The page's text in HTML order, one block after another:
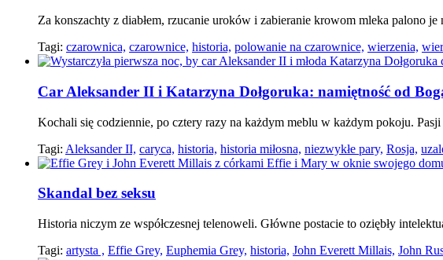
Za konszachty z diabłem, rzucanie uroków i zabieranie krowom mleka palono
Tagi: czarownica, czarownice, historia, polowanie na czarownice, wierzenia,
Car Aleksander II i Katarzyna Dołgoruka: namiętność od
Kochali się codziennie, po cztery razy na każdym meblu w każdym pokoju.
Tagi: Aleksander II, caryca, historia, historia miłosna, niezwykłe pary, Rosja,
Skandal bez seksu
Historia niczym ze współczesnej telenoweli. Główne postacie to oziębły
Tagi: artysta , Effie Grey, Euphemia Grey, historia, John Everett Millais, John